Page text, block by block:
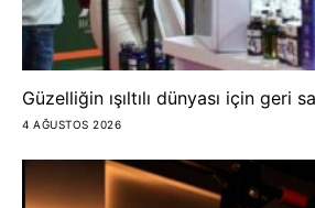
Güzelliğin ışıltılı dünyası için geri
4 AĞUSTOS 2026